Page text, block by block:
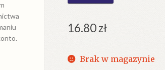
16.80zł
Brak w magazynie